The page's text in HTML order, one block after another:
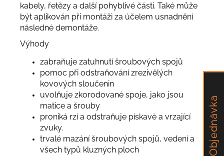
kabely, řetězy a další pohyblivé části. Také může
být aplikován při montáži za účelem usnadnění
následné demontáže.
Výhody
zabraňuje zatuhnutí šroubových spojů
pomoc při odstraňování zrezivělých
kovových sloučenin
uvolňuje zkorodované spoje, jako jsou
matice a šrouby
proniká rzí a odstraňuje pískavé a vrzající
zvuky.
trvalé mazání šroubových spojů, vedení a
všech typů kluzných ploch
Objednávka